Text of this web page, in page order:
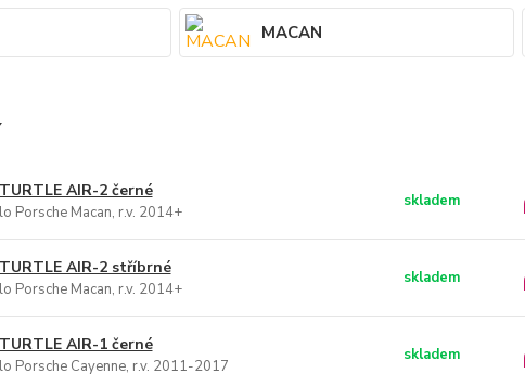
MACAN
AIR-2 černé
Porsche Macan, r.v. 2014+
skladem
AIR-2 stříbrné
Porsche Macan, r.v. 2014+
skladem
AIR-1 černé
Porsche Cayenne, r.v. 2011-2017
skladem